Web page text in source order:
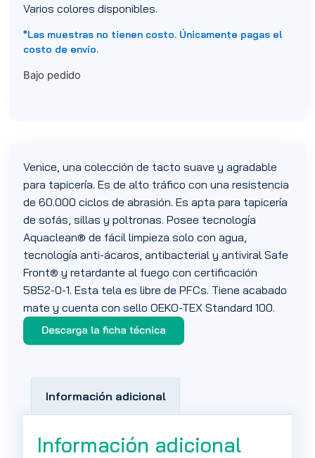
Varios colores disponibles.
*Las muestras no tienen costo. Únicamente pagas el
costo de envío.
Bajo pedido
Venice, una colección de tacto suave y agradable
para tapicería. Es de alto tráfico con una resistencia
de 60.000 ciclos de abrasión. Es apta para tapicería
de sofás, sillas y poltronas. Posee tecnología
Aquaclean® de fácil limpieza solo con agua,
tecnología anti-ácaros, antibacterial y antiviral Safe
Front® y retardante al fuego con certificación
5852-0-1. Esta tela es libre de PFCs. Tiene acabado
mate y cuenta con sello OEKO-TEX Standard 100.
Información adicional
Información adicional